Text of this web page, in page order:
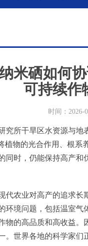
米硒如何
可持续作
时间：2026-
所干旱区水资源与地
植物的光合作用、根
同时，仍能保持高产
农业对高产的追求长
环境问题，包括温室
物的高品质和高收益
。世界各地的科学家